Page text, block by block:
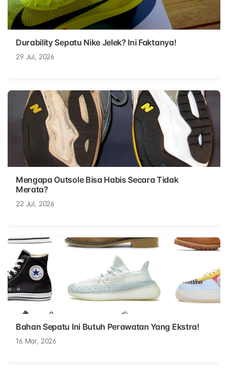
Durability Sepatu Nike Jelek? Ini Faktanya!
29 Jul, 2026
Mengapa Outsole Bisa Habis Secara Tidak
Merata?
22 Jul, 2026
Bahan Sepatu Ini Butuh Perawatan Yang Ekstra!
16 Mar, 2026